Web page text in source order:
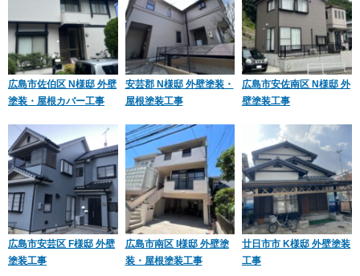
広島市佐伯区 N様邸 外壁
塗装・屋根カバー工事
安芸郡 N様邸 外壁塗装・
屋根塗装工事
広島市安佐南区 N様邸 外
壁塗装工事
広島市安芸区 F様邸 外壁
塗装工事
広島市南区 I様邸 外壁塗
装・屋根塗装工事
廿日市市 K様邸 外壁塗装
工事